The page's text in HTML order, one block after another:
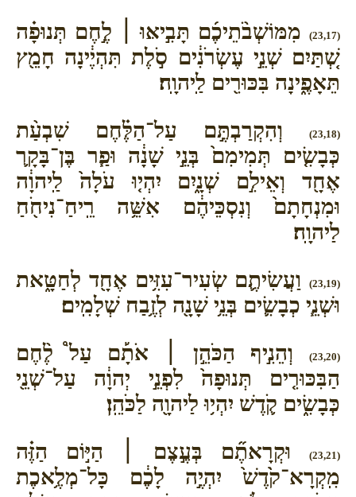
(23,17)
מִמּוֹשְׁבֹ֨תֵיכֶ֜ם תָּבִ֣יאּוּ ׀ לֶ֣חֶם תְּנוּפָ֗ה
שְׁ֚תַּיִם שְׁנֵ֣י עֶשְׂרֹנִ֔ים סֹ֣לֶת תִּהְיֶ֔ינָה חָמֵ֖ץ
תֵּאָפֶ֑ינָה בִּכּוּרִ֖ים לַֽיהוָֽה׃
(23,18)
וְהִקְרַבְתֶּ֣ם עַל־הַלֶּ֗חֶם שִׁבְעַ֨ת
כְּבָשִׂ֤ים תְּמִימִם֙ בְּנֵ֣י שָׁנָ֔ה וּפַ֧ר בֶּן־בָּקָ֛ר
אֶחָ֖ד וְאֵילִ֣ם שְׁנָ֑יִם יִהְי֤וּ עֹלָה֙ לַֽיהוָ֔ה
וּמִנְחָתָם֙ וְנִסְכֵּיהֶ֔ם אִשֵּׁ֥ה רֵֽיחַ־נִיחֹ֖חַ
לַיהוָֽה׃
(23,19)
וַעֲשִׂיתֶ֛ם שְׂעִיר־עִזִּ֥ים אֶחָ֖ד לְחַטָּ֑את
וּשְׁנֵ֧י כְבָשִׂ֛ים בְּנֵ֥י שָׁנָ֖ה לְזֶ֥בַח שְׁלָמִֽים׃
(23,20)
וְהֵנִ֣יף הַכֹּהֵ֣ן ׀ אֹתָ֡ם עַל֩ לֶ֨חֶם
הַבִּכּוּרִ֤ים תְּנוּפָה֙ לִפְנֵ֣י יְהוָ֔ה עַל־שְׁנֵ֖י
כְּבָשִׂ֑ים קֹ֛דֶשׁ יִהְי֥וּ לַיהוָ֖ה לַכֹּהֵֽן׃
(23,21)
וּקְרָאתֶ֞ם בְּעֶ֣צֶם ׀ הַיּ֣וֹם הַזֶּ֗ה
מִֽקְרָא־קֹ֙דֶשׁ֙ יִהְיֶ֣ה לָכֶ֔ם כָּל־מְלֶ֥אכֶת